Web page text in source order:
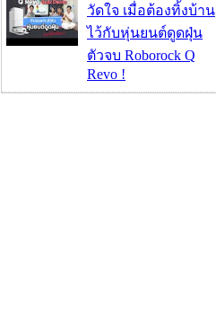
วัดใจ เมื่อต้องทิ้งบ้าน
ไว้กับหุ่นยนต์ดูดฝุ่น
ตัวจบ Roborock Q
Revo !